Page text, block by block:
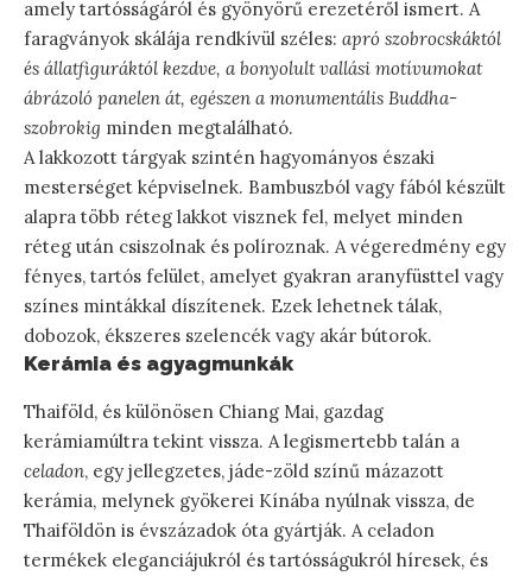
amely tartósságáról és gyönyörű erezetéről ismert. A
faragványok skálája rendkívül széles: apró szobrocskáktól
és állatfiguráktól kezdve, a bonyolult vallási motívumokat
ábrázoló panelen át, egészen a monumentális Buddha-
szobrokig minden megtalálható.
A lakkozott tárgyak szintén hagyományos északi
mesterséget képviselnek. Bambuszból vagy fából készült
alapra több réteg lakkot visznek fel, melyet minden
réteg után csiszolnak és políroznak. A végeredmény egy
fényes, tartós felület, amelyet gyakran aranyfüsttel vagy
színes mintákkal díszítenek. Ezek lehetnek tálak,
dobozok, ékszeres szelencék vagy akár bútorok.
Kerámia és agyagmunkák
Thaiföld, és különösen Chiang Mai, gazdag
kerámiamúltra tekint vissza. A legismertebb talán a
celadon, egy jellegzetes, jáde-zöld színű mázazott
kerámia, melynek gyökerei Kínába nyúlnak vissza, de
Thaiföldön is évszázadok óta gyártják. A celadon
termékek eleganciájukról és tartósságukról híresek, és